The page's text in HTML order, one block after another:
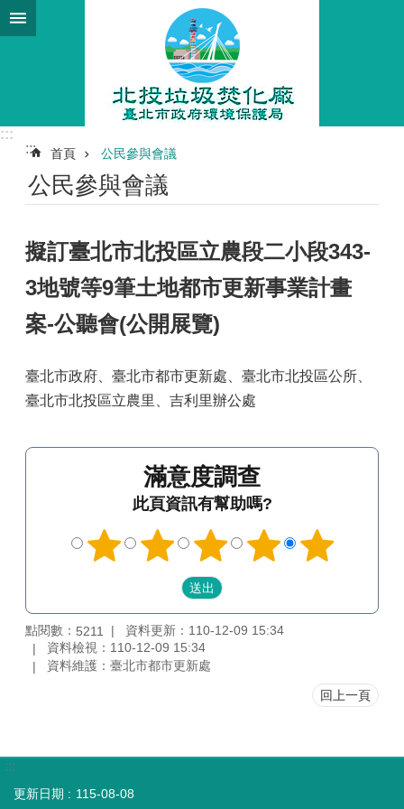
跳到主要內容區塊
:::
:::
首頁 公民參與會議
公民參與會議
擬訂臺北市北投區立農段二小段343-
3地號等9筆土地都市更新事業計畫
案-公聽會(公開展覽)
臺北市政府、臺北市都市更新處、臺北市北投區公所、
臺北市北投區立農里、吉利里辦公處
滿意度調查
此頁資訊有幫助嗎?
點閱數： 5211
資料更新：110-12-09 15:34
資料檢視：110-12-09 15:34
資料維護：臺北市都市更新處
回上一頁
:::
更新日期
115-08-08